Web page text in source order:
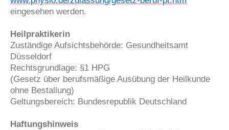
eingesehen werden.
Heilpraktikerin
Zuständige Aufsichtsbehörde: Gesundheitsamt
Düsseldorf
Rechtsgrundlage: §1 HPG
(Gesetz über berufsmäßige Ausübung der Heilkunde
ohne Bestallung)
Geltungsbereich: Bundesrepublik Deutschland
Haftungshinweis